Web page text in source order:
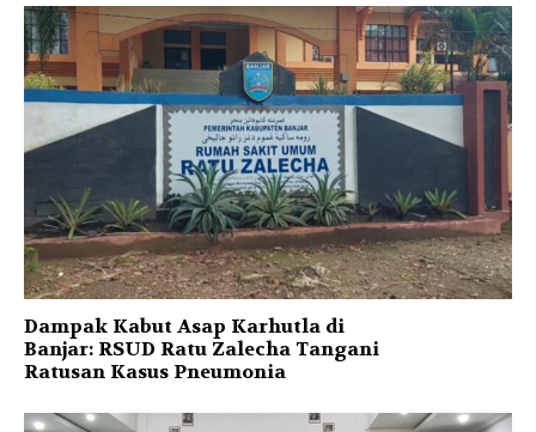
Dampak Kabut Asap Karhutla di
Banjar: RSUD Ratu Zalecha Tangani
Ratusan Kasus Pneumonia